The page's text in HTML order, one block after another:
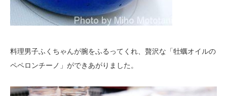
料理男子ふくちゃんが腕をふるってくれ、贅沢な「牡蠣オイルの
ペペロンチーノ」ができあがりました。